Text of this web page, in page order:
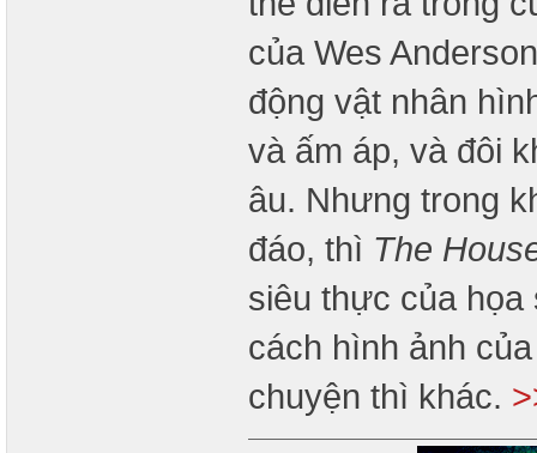
của Wes
động vật nhân
và ấm áp, và đôi
âu. Nhưng trong
đáo, thì The
siêu thực của
cách hình ảnh
chuyện thì khác.